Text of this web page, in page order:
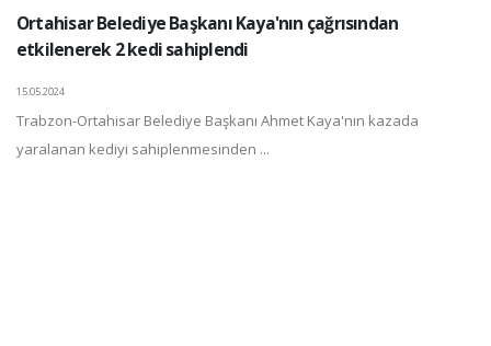
Ortahisar Belediye Başkanı Kaya'nın çağrısından
etkilenerek 2 kedi sahiplendi
15.05.2024
Trabzon-Ortahisar Belediye Başkanı Ahmet Kaya'nın kazada
yaralanan kediyi sahiplenmesinden ...